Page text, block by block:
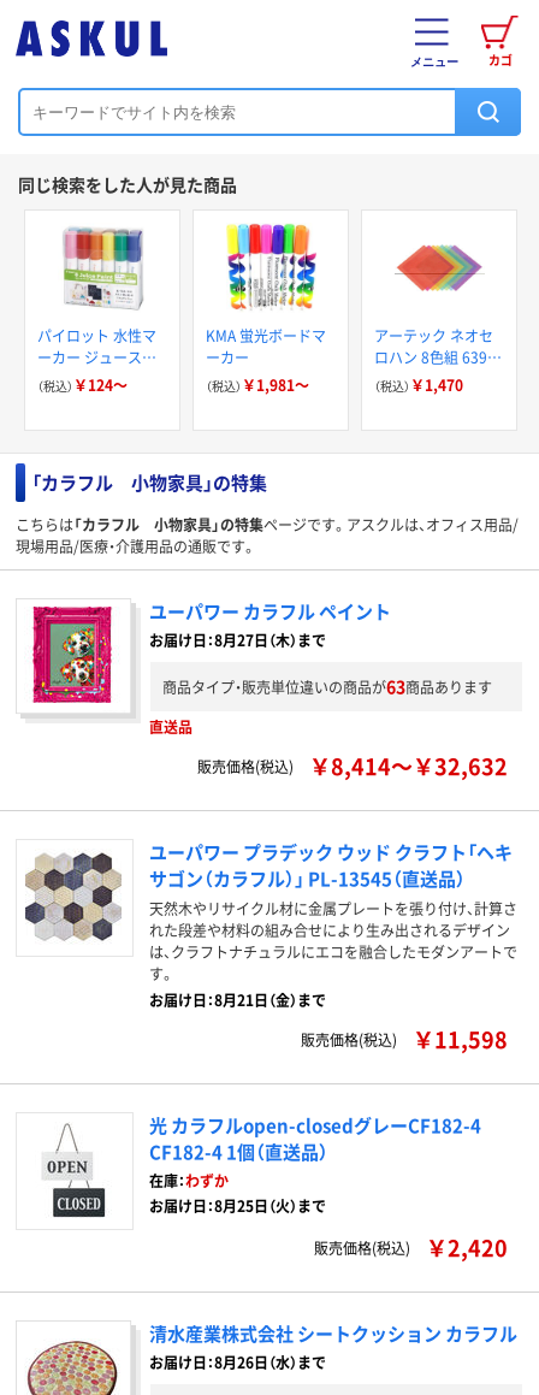
カゴ
メニュー
同じ検索をした人が見た商品
パイロット 水性マ
ーカー ジュースペ
イント 中字 SJP-
（税込） ￥124～
KMA 蛍光ボードマ
ーカー
（税込） ￥1,981～
アーテック ネオセ
ロハン 8色組 63983
1セット(8色組×8)
（税込） ￥1,470
「カラフル 小物家具」の特集
こちらは「カラフル 小物家具」の特集ページです。アスクルは、オフィス用品/
現場用品/医療・介護用品の通販です。
ユーパワー カラフル ペイント
お届け日：8月27日（木）まで
商品タイプ・販売単位違いの商品が63商品あります
直送品
販売価格(税込)
￥8,414～￥32,632
ユーパワー プラデック ウッド クラフト「ヘキ
サゴン（カラフル）」 PL-13545（直送品）
天然木やリサイクル材に金属プレートを張り付け、計算さ
れた段差や材料の組み合せにより生み出されるデザイン
は、クラフトナチュラルにエコを融合したモダンアートで
す。
お届け日：8月21日（金）まで
販売価格(税込)
￥11,598
光 カラフルopen-closedグレーCF182-4
CF182-4 1個（直送品）
在庫：わずか
お届け日：8月25日（火）まで
販売価格(税込) ￥2,420
清水産業株式会社 シートクッション カラフル
お届け日：8月26日（水）まで